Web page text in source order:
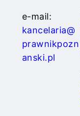
e-mail:
kancelaria@
prawnikpozn
anski.pl